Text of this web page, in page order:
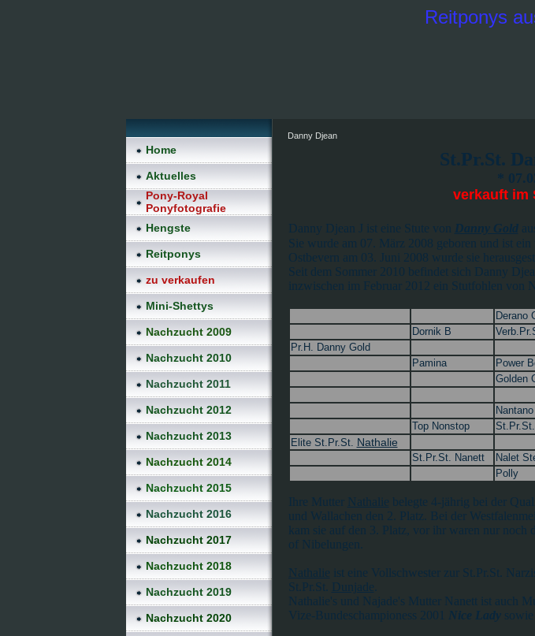
Reitponys
Home
Aktuelles
Pony-Royal
Ponyfotografie
Hengste
Reitponys
zu verkaufen
Mini-Shettys
Nachzucht 2009
Nachzucht 2010
Nachzucht 2011
Nachzucht 2012
Nachzucht 2013
Nachzucht 2014
Nachzucht 2015
Nachzucht 2016
Nachzucht 2017
Nachzucht 2018
Nachzucht 2019
Nachzucht 2020
Danny Djean
St.Pr.St.
*
verkauft im
Danny Djean J ist eine Stute von Danny Gold
Sie wurde am 07. März 2008 geboren und ist
Ostbevern am 03. Juni 2008 wurde sie
Seit dem Sommer 2010 befindet sich Danny
inzwischen im Februar 2012 ein Stutfohlen von
Derano
Dornik B
Pr.H. Danny Gold
Pamina
Power
Golden
Nantano
Top Nonstop
Elite St.Pr.St. Nathalie
St.Pr.St. Nanett Nalet
Polly
Ihre Mutter Nathalie belegte 4-jährig bei der
und Wallachen den 2. Platz. Bei der
kam sie auf den 3. Platz, vor ihr waren nur noch
of Nibelungen.
Nathalie ist eine Vollschwester zur St.Pr.St.
St.Pr.St.
Dunjade
Nathalie's und Najade's Mutter Nanett ist auch
Vize-Bundeschampioness 2001 Nice Ladysowie